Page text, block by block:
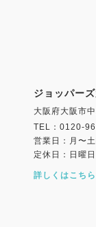
ジョッパー
大阪府大阪市
TEL：0120-
営業日：月〜
定休日：日曜
詳しくはこち